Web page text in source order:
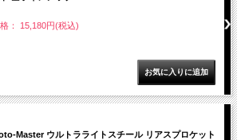
： 15,180円(税込)
Master ウルトラライトスチール リアスプロケット